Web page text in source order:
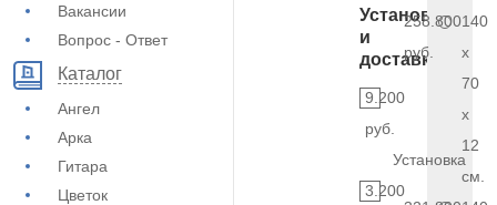
Вакансии
Вопрос - Ответ
Каталог
Ангел
Арка
Гитара
Цветок
Установка
и
доставка
9.200
руб.
Установка
3.200
258.800
руб.
140
x
70
x
12
см.